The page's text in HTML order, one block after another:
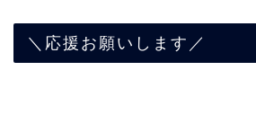
＼応援お願いします／